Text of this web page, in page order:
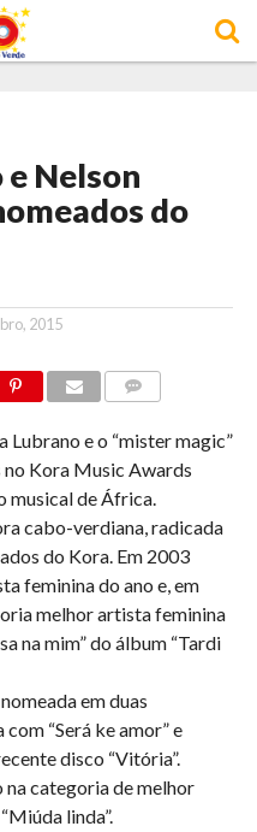
e Nelson
do
2015
Lubrano e o “mister magic”
Kora Music Awards
musical de África.
cabo-verdiana, radicada
do Kora. Em 2003
feminina do ano e, em
melhor artista feminina
na mim” do álbum “Tardi
em duas
“Será ke amor” e
disco “Vitória”.
na categoria de melhor
linda”.